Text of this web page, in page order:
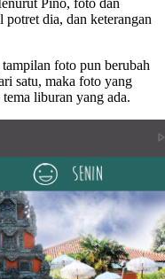
dia, dan keterangan
foto pun berubah
satu, maka foto yang
liburan yang ada.